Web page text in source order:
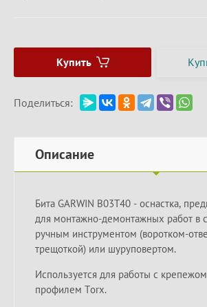
Купить
Поделиться:
Описание
Бита GARWIN B03T40 - оснастка,
для монтажно-демонтажных работ в
ручным инструментом (воротком-
трещоткой) или шуруповертом.
Используется для работы с
профилем Torx.